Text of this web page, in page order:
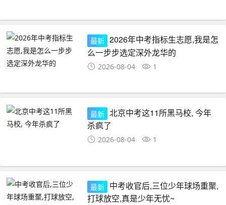
最新 2026年中考指标生志愿,我是怎
么一步步选定深外龙华的
2026-08-04 1
最新 北京中考这11所黑马校, 今年
杀疯了
2026-08-04 1
最新 中考收官后,三位少年球场重聚,
打球放空,真是少年无忧~